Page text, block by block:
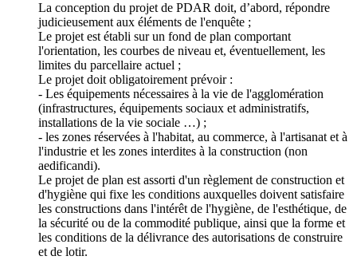
La conception du projet de PDAR doit, d’abord, répondre
judicieusement aux éléments de l'enquête ;
Le projet est établi sur un fond de plan comportant
l'orientation, les courbes de niveau et, éventuellement, les
limites du parcellaire actuel ;
Le projet doit obligatoirement prévoir :
- Les équipements nécessaires à la vie de l'agglomération
(infrastructures, équipements sociaux et administratifs,
installations de la vie sociale …) ;
- les zones réservées à l'habitat, au commerce, à l'artisanat et à
l'industrie et les zones interdites à la construction (non
aedificandi).
Le projet de plan est assorti d'un règlement de construction et
d'hygiène qui fixe les conditions auxquelles doivent satisfaire
les constructions dans l'intérêt de l'hygiène, de l'esthétique, de
la sécurité ou de la commodité publique, ainsi que la forme et
les conditions de la délivrance des autorisations de construire
et de lotir.